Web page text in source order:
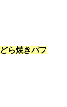
どら焼きパフ